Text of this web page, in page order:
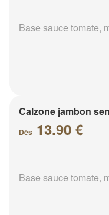
Base sauce tomate,
Calzone jambon
Dès 13.90 €
Base sauce tomate,